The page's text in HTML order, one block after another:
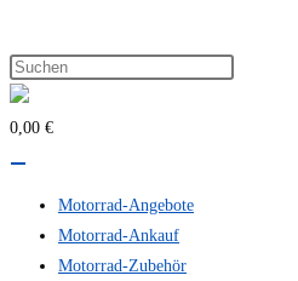
0,00 €
Motorrad-Angebote
Motorrad-Ankauf
Motorrad-Zubehör